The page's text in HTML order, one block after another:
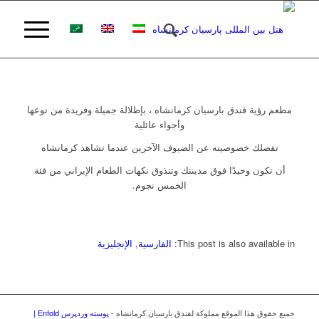
مطعم رؤية فندق بارسيان كرمانشاه ، بإطلالة جميلة وفريدة من نوعها
وأجواء عائلية
تفصلك خصوصيته عن الضيوف الآخرين عندما تشاهد كرمانشاه
أن تكون وحيدًا فوق مدينتك وتتذوق نكهات الطعام الإيراني من فئة
الخمس نجوم.
This post is also available in: الفارسية الإنجليزية
جميع حقوق هذا الموقع مملوكة لفندق بارسيان كرمانشاه -
پوسته وردپرس Enfold |